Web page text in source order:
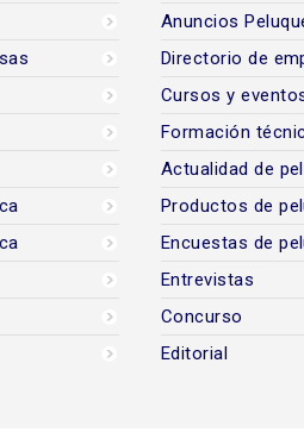
Anuncios
Directorio de
Cursos y
Formación
Actualidad de
Productos de
Encuestas de
Entrevistas
Concurso
Editorial